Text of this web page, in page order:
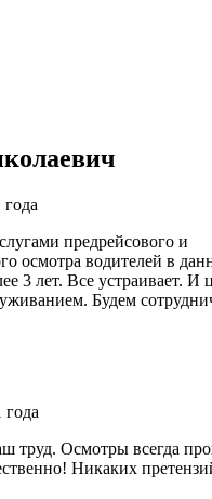
года
предрейсового и
осмотра водителей в
3 лет. Все устраивает. И
Будем
года
труд. Осмотры всегда
Никаких